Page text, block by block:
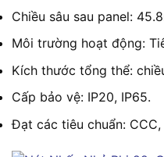
Chiều sâu sau panel:
Môi trường hoạt động:
Kích thước tổng thể:
Cấp bảo vệ: IP20, IP65.
Đạt các tiêu chuẩn: CCC,